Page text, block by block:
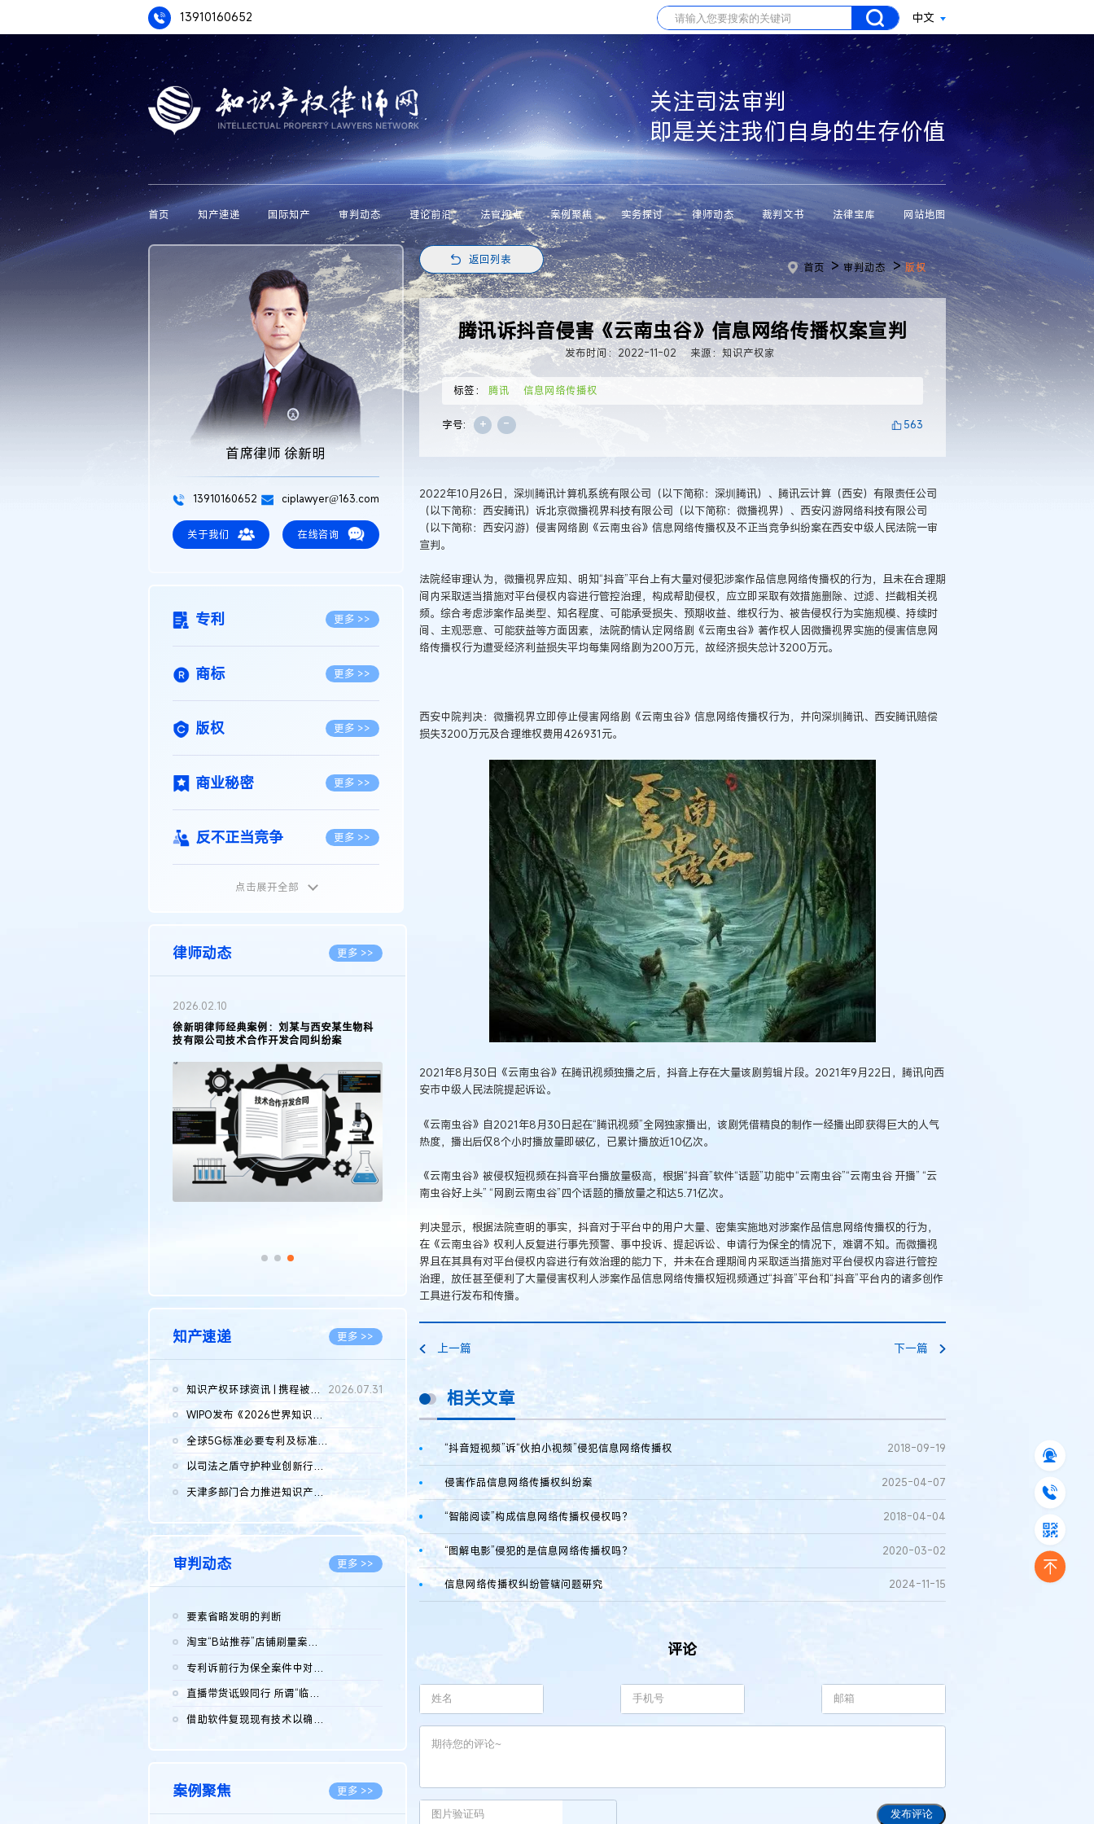
13910160652 中文
关注司法审判
即是关注我们自身的生存价值
首页 知产速递 国际知产 审判动态 理论前沿 法官视点 案例聚焦 实务探讨 律师动态 裁判文书 法律宝库 网站地图
首席律师 徐新明
13910160652 ciplawyer@163.com
关于我们 在线咨询
专利 更多 >>
商标 更多 >>
版权 更多 >>
商业秘密 更多 >>
反不正当竞争 更多 >>
植物新品种
地理标志 更多 >>
集成电路布图设计
传统文化 更多 >>
点击展开全部
律师动态 更多 >>
2026.02.10
徐新明律师经典案例：刘某与西安某生物科
技有限公司技术合作开发合同纠纷案
知产速递 更多 >>
知识产权环球资讯 | 携程被市监总局罚51.79亿；瑞幸泰国商标案上...
2026.07.31
WIPO发布《2026世界知识产权报告》 含报告全文
2026.05.14
全球5G标准必要专利及标准提案研究报告（2026年）全文发布
2026.05.08
以司法之盾守护种业创新行稳致远
天津多部门合力推进知识产权保护工作
审判动态 更多 >>
要素省略发明的判断
淘宝“B站推荐”店铺刷量案维持原判，两被告连带赔偿150万元
专利诉前行为保全案件中对仿制药申请人曾作出三类声明的考量及违...
直播带货诋毁同行 所谓“临场发挥”不免责
借助软件复现现有技术以确认相关参数特征是否被公开
案例聚焦 更多 >>
返回列表
首页 >审判动态 >版权
腾讯诉抖音侵害《云南虫谷》信息网络传播权案宣判
发布时间：2022-11-02 来源：知识产权家
标签： 腾讯 信息网络传播权
字号: + - 563
2022年10月26日，深圳腾讯计算机系统有限公司（以下简称：深圳腾讯）、腾讯云计算（西安）有限责任公司
（以下简称：西安腾讯）诉北京微播视界科技有限公司（以下简称：微播视界）、西安闪游网络科技有限公司
（以下简称：西安闪游）侵害网络剧《云南虫谷》信息网络传播权及不正当竞争纠纷案在西安中级人民法院一审
宣判。
法院经审理认为，微播视界应知、明知“抖音”平台上有大量对侵犯涉案作品信息网络传播权的行为，且未在合理期
间内采取适当措施对平台侵权内容进行管控治理，构成帮助侵权，应立即采取有效措施删除、过滤、拦截相关视
频。综合考虑涉案作品类型、知名程度、可能承受损失、预期收益、维权行为、被告侵权行为实施规模、持续时
间、主观恶意、可能获益等方面因素，法院酌情认定网络剧《云南虫谷》著作权人因微播视界实施的侵害信息网
络传播权行为遭受经济利益损失平均每集网络剧为200万元，故经济损失总计3200万元。
西安中院判决：微播视界立即停止侵害网络剧《云南虫谷》信息网络传播权行为，并向深圳腾讯、西安腾讯赔偿
损失3200万元及合理维权费用426931元。
2021年8月30日《云南虫谷》在腾讯视频独播之后，抖音上存在大量该剧剪辑片段。2021年9月22日，腾讯向西
安市中级人民法院提起诉讼。
《云南虫谷》自2021年8月30日起在“腾讯视频”全网独家播出，该剧凭借精良的制作一经播出即获得巨大的人气
热度，播出后仅8个小时播放量即破亿，已累计播放近10亿次。
《云南虫谷》被侵权短视频在抖音平台播放量极高，根据“抖音”软件“话题”功能中“云南虫谷”“云南虫谷 开播” “云
南虫谷好上头” “网剧云南虫谷”四个话题的播放量之和达5.71亿次。
判决显示，根据法院查明的事实，抖音对于平台中的用户大量、密集实施地对涉案作品信息网络传播权的行为，
在《云南虫谷》权利人反复进行事先预警、事中投诉、提起诉讼、申请行为保全的情况下，难谓不知。而微播视
界且在其具有对平台侵权内容进行有效治理的能力下，并未在合理期间内采取适当措施对平台侵权内容进行管控
治理，放任甚至便利了大量侵害权利人涉案作品信息网络传播权短视频通过“抖音”平台和“抖音”平台内的诸多创作
工具进行发布和传播。
上一篇 下一篇
相关文章
“抖音短视频”诉“伙拍小视频”侵犯信息网络传播权 2018-09-19
侵害作品信息网络传播权纠纷案 2025-04-07
“智能阅读”构成信息网络传播权侵权吗？ 2018-04-04
“图解电影”侵犯的是信息网络传播权吗？ 2020-03-02
信息网络传播权纠纷管辖问题研究 2024-11-15
评论
发布评论